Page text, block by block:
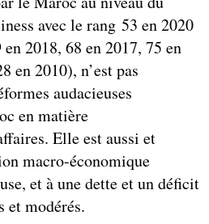
avec le rang 53 en 2020
2018, 68 en 2017, 75 en
en 2010), n’est pas
audacieuses
en matière
Elle est aussi et
macro-économique
et à une dette et un déficit
et modérés.